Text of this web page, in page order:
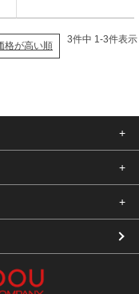
格が高い順
3件中 1 -3件表示